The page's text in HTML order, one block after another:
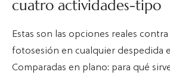
cuatro actividades-tipo
Estas son las opciones reales
fotosesión en cualquier despedida
Comparadas en plano: para qué